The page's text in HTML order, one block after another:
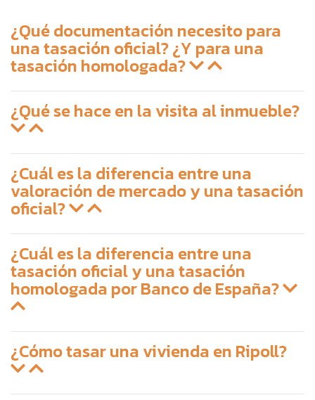
¿Qué documentación necesito para
una tasación oficial? ¿Y para una
tasación homologada?
¿Qué se hace en la visita al inmueble?
¿Cuál es la diferencia entre una
valoración de mercado y una tasación
oficial?
¿Cuál es la diferencia entre una
tasación oficial y una tasación
homologada por Banco de España?
¿Cómo tasar una vivienda en Ripoll?